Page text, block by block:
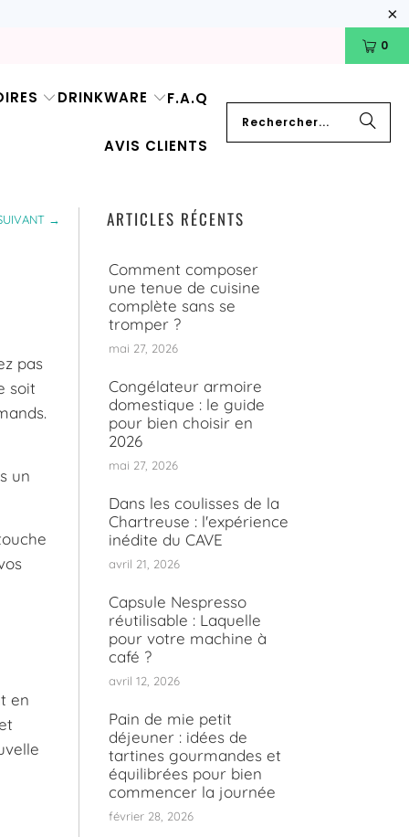
0
DRINKWARE F.A.Q
AVIS CLIENTS
→
pas
soit
un
en
ARTICLES RÉCENTS
Comment composer
une tenue de cuisine
complète sans se
tromper ?
mai 27, 2026
Congélateur armoire
domestique : le guide
pour bien choisir en
2026
mai 27, 2026
Dans les coulisses de la
Chartreuse : l'expérience
inédite du CAVE
avril 21, 2026
Capsule Nespresso
réutilisable : Laquelle
pour votre machine à
café ?
avril 12, 2026
Pain de mie petit
déjeuner : idées de
tartines gourmandes et
équilibrées pour bien
commencer la journée
février 28, 2026